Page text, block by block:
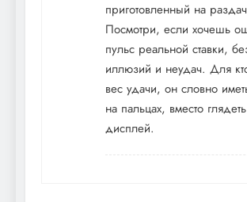
приготовленный на
Посмотри, если хочешь
пульс реальной ставки,
иллюзий и неудач. Для
вес удачи, он словно
на пальцах, вместо
дисплей.